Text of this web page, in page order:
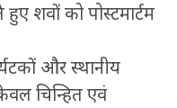
शवों को पोस्टमार्टम
और स्थानीय
चिन्हित एवं